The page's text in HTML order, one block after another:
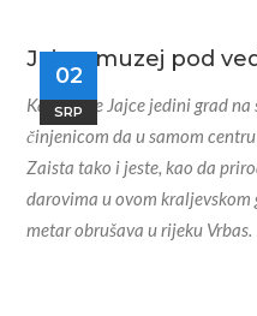
02
SRP
Jajce, muzej pod
Kažu da je Jajce jedini grad
činjenicom da u samom
Zaista tako i jeste, kao da
darovima u ovom kraljevskom
metar obrušava u rijeku Vrbas.